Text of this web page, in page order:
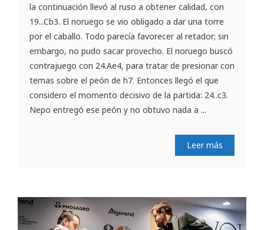
la continuación llevó al ruso a obtener calidad, con
19...Cb3. El noruego se vio obligado a dar una torre
por el caballo. Todo parecía favorecer al retador; sin
embargo, no pudo sacar provecho. El noruego buscó
contrajuego con 24.Ae4, para tratar de presionar con
temas sobre el peón de h7. Entonces llegó el que
considero el momento decisivo de la partida: 24..c3.
Nepo entregó ese peón y no obtuvo nada a ...
Leer más